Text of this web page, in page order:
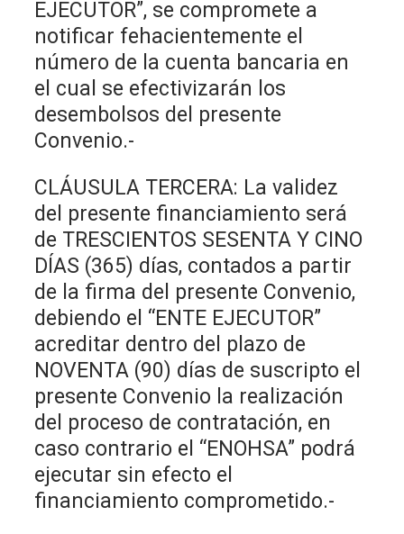
EJECUTOR”, se compromete a
notificar fehacientemente el
número de la cuenta bancaria en
el cual se efectivizarán los
desembolsos del presente
Convenio.-
CLÁUSULA TERCERA: La validez
del presente financiamiento será
de TRESCIENTOS SESENTA Y CINO
DÍAS (365) días, contados a partir
de la firma del presente Convenio,
debiendo el “ENTE EJECUTOR”
acreditar dentro del plazo de
NOVENTA (90) días de suscripto el
presente Convenio la realización
del proceso de contratación, en
caso contrario el “ENOHSA” podrá
ejecutar sin efecto el
financiamiento comprometido.-